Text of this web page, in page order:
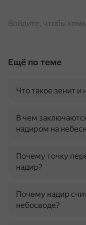
Войдите, чтобы
Ещё по теме
Что такое зенит и
В чем
надиром на
Почему точку
надир?
Почему надир
небосводе?